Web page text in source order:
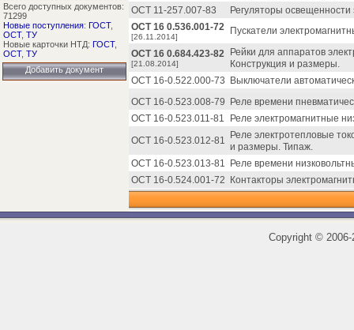
Всего доступных документов:
71299
Новые поступления: ГОСТ,
ОСТ, ТУ
Новые карточки НТД: ГОСТ,
ОСТ, ТУ
Добавить документ
ОСТ 11-257.007-83
Регуляторы
ОСТ 16 0.536.001-72
[26.11.2014]
Пускатели
ОСТ 16 0.684.423-82
[21.08.2014]
Рейки для аппаратов
Конструкция и размеры.
ОСТ 16-0.522.000-73
Выключатели
ОСТ 16-0.523.008-79
Реле времени
ОСТ 16-0.523.011-81
Реле электромагнитные
ОСТ 16-0.523.012-81
Реле электротепловые
и размеры. Типаж.
ОСТ 16-0.523.013-81
Реле времени
ОСТ 16-0.524.001-72
Контакторы
Copyright ©